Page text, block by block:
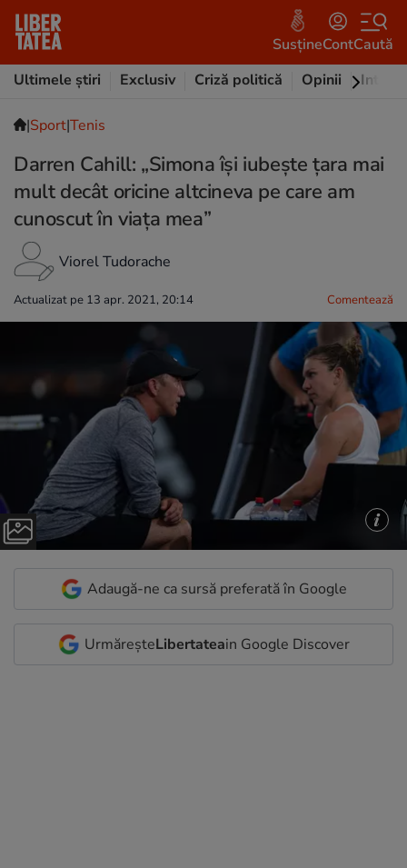
SusțineContCaută
Ultimele știri
Exclusiv Criză politică Opinii
|Sport|Tenis
Darren Cahill: „Simona îşi iubeşte ţara mai
mult decât oricine altcineva pe care am
cunoscut în viaţa mea”
Viorel Tudorache
Actualizat pe 13 apr. 2021, 20:14 Comentează
Adaugă-ne ca sursă preferată în Google
UrmăreșteLibertateain Google Discover